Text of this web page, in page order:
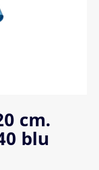
cm.
blu